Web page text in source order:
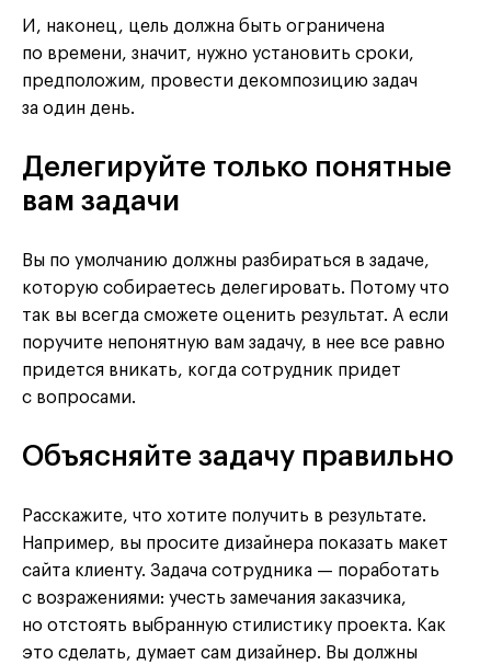
И, наконец, цель должна быть ограничена
по времени, значит, нужно установить сроки,
предположим, провести декомпозицию задач
за один день.
Делегируйте только понятные
вам задачи
Вы по умолчанию должны разбираться в задаче,
которую собираетесь делегировать. Потому что
так вы всегда сможете оценить результат. А если
поручите непонятную вам задачу, в нее все равно
придется вникать, когда сотрудник придет
с вопросами.
Объясняйте задачу правильно
Расскажите, что хотите получить в результате.
Например, вы просите дизайнера показать макет
сайта клиенту. Задача сотрудника — поработать
с возражениями: учесть замечания заказчика,
но отстоять выбранную стилистику проекта. Как
это сделать, думает сам дизайнер. Вы должны